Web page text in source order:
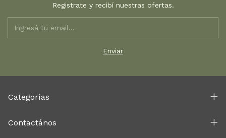
Registrate y recibí nuestras ofertas.
Categorías
Contactános